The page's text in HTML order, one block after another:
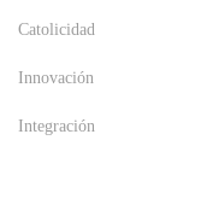
Catolicidad
Innovación
Integración